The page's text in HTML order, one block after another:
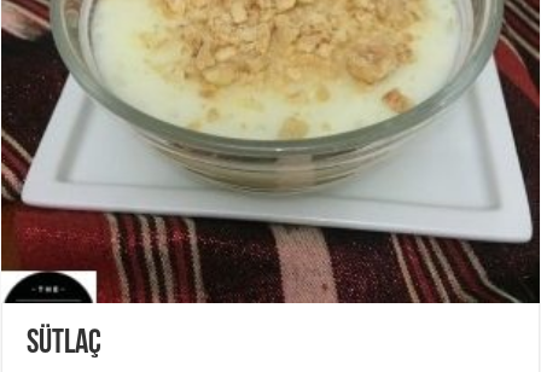
Sütlaç